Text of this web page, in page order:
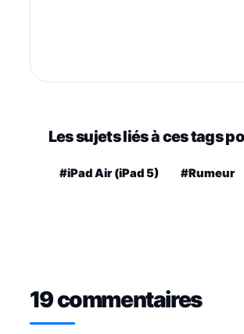
Les sujets liés à ces tags
#iPad Air (iPad 5) #Rumeur
19 commentaires